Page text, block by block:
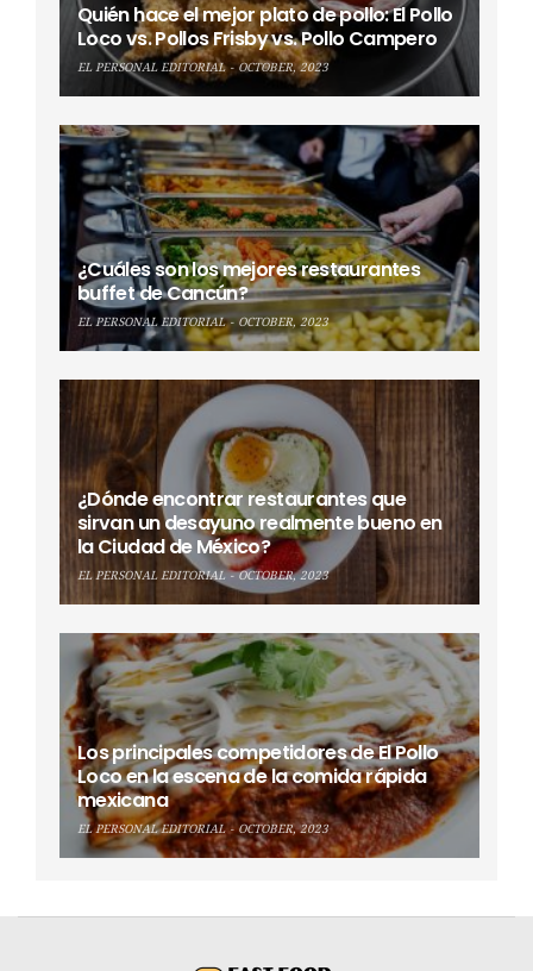
Quién hace el mejor plato de pollo: El Pollo
Loco vs. Pollos Frisby vs. Pollo Campero
EL PERSONAL EDITORIAL OCTOBER, 2023
¿Cuáles son los mejores restaurantes
buffet de Cancún?
EL PERSONAL EDITORIAL OCTOBER, 2023
¿Dónde encontrar restaurantes que
sirvan un desayuno realmente bueno en
la Ciudad de México?
EL PERSONAL EDITORIAL OCTOBER, 2023
Los principales competidores de El Pollo
Loco en la escena de la comida rápida
mexicana
EL PERSONAL EDITORIAL OCTOBER, 2023